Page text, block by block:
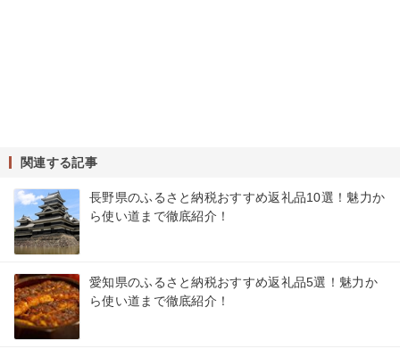
関連する記事
長野県のふるさと納税おすすめ返礼品10選！魅力か
ら使い道まで徹底紹介！
愛知県のふるさと納税おすすめ返礼品5選！魅力か
ら使い道まで徹底紹介！